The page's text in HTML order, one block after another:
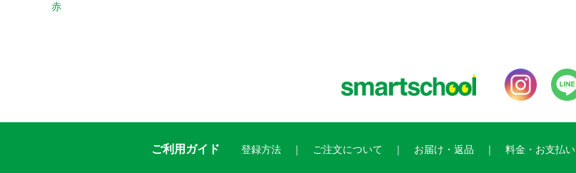
赤
ご利用ガイド 登録方法 ご注文について お届け・返品 料金・お支払い